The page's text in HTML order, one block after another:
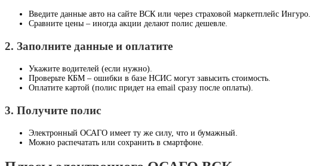
Введите данные авто на сайте ВСК или через страховой маркетплейс Ингуро.
Сравните цены – иногда акции делают полис дешевле.
2. Заполните данные и оплатите
Укажите водителей (если нужно).
Проверьте КБМ – ошибки в базе НСИС могут завысить стоимость.
Оплатите картой (полис придет на email сразу после оплаты).
3. Получите полис
Электронный ОСАГО имеет ту же силу, что и бумажный.
Можно распечатать или сохранить в смартфоне.